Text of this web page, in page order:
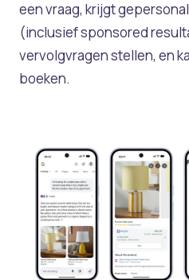
een vraag, krijgt
(inclusief sponsored
vervolgvragen stellen, en
boeken.